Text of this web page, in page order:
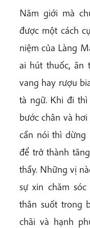
Năm giới mà
được một cách
niệm của Làng
ai hút thuốc, ăn
vang hay rượu
tà ngữ. Khi đi
bước chân và
cần nói thì dừng
để trở thành
thầy. Những vị
sự xin chăm
thân suốt trong
chãi và hạnh